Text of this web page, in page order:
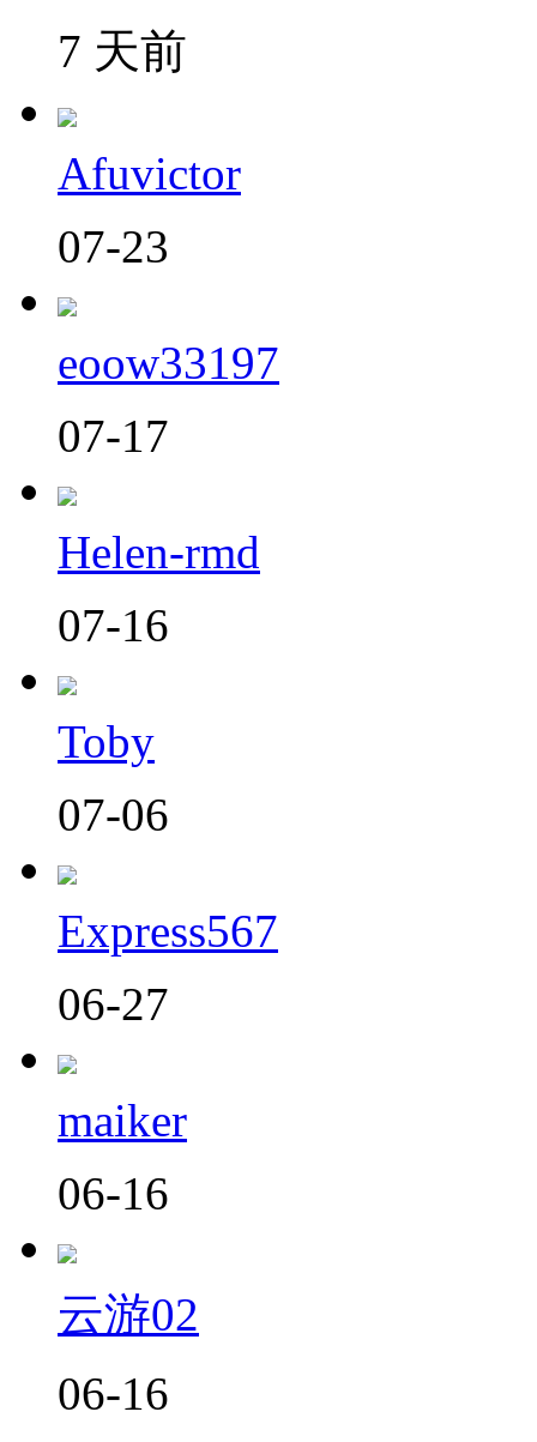
7 天前
Afuvictor
07-23
eoow33197
07-17
Helen-rmd
07-16
Toby
07-06
Express567
06-27
maiker
06-16
云游02
06-16